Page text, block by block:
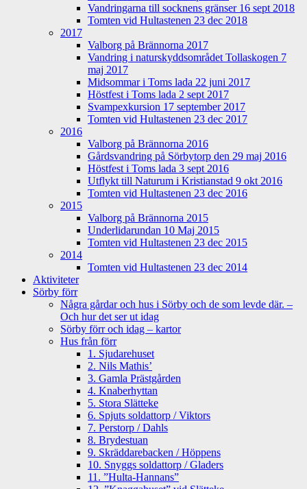
Vandringarna till socknens gränser 16 sept 2018
Tomten vid Hultastenen 23 dec 2018
2017
Valborg på Brännorna 2017
Vandring i naturskyddsområdet Tollaskogen 7
maj 2017
Midsommar i Toms lada 22 juni 2017
Höstfest i Toms lada 2 sept 2017
Svampexkursion 17 september 2017
Tomten vid Hultastenen 23 dec 2017
2016
Valborg på Brännorna 2016
Gårdsvandring på Sörbytorp den 29 maj 2016
Höstfest i Toms lada 3 sept 2016
Utflykt till Naturum i Kristianstad 9 okt 2016
Tomten vid Hultastenen 23 dec 2016
2015
Valborg på Brännorna 2015
Underlidarundan 10 Maj 2015
Tomten vid Hultastenen 23 dec 2015
2014
Tomten vid Hultastenen 23 dec 2014
Aktiviteter
Sörby förr
Några gårdar och hus i Sörby och de som levde där. –
Och hur det ser ut idag
Sörby förr och idag – kartor
Hus från förr
1. Sjudarehuset
2. Nils Mathis’
3. Gamla Prästgården
4. Knaberhyttan
5. Stora Slätteke
6. Spjuts soldattorp / Viktors
7. Perstorp / Dahls
8. Brydestuan
9. Skräddarebacken / Höppens
10. Snyggs soldattorp / Gladers
11. ”Hulta-Hannans”